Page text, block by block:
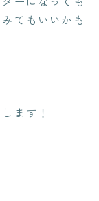
てもいいかも
ます！